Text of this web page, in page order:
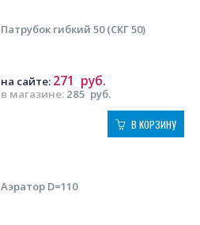
Патрубок гибкий 50 (СКГ 50)
в магазине: 285 руб.
на сайте: 271 руб.
В КОРЗИНУ
Аэратор D=110